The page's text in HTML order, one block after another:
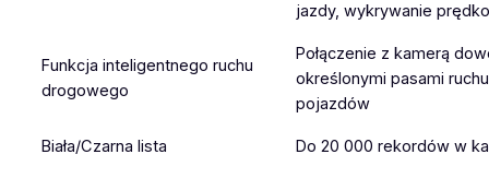
jazdy, wykrywanie
Funkcja inteligentnego ruchu
drogowego
Połączenie z kamerą
określonymi pasami
pojazdów
Biała/Czarna lista Do 20 000 rekordów w